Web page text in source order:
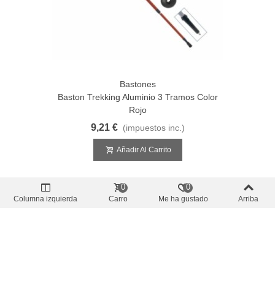
Bastones
Baston Trekking Aluminio 3 Tramos Color
Rojo
9,21 € (impuestos inc.)
Añadir Al Carrito
Columna izquierda Carro
0
Me ha gustado
0
Arriba